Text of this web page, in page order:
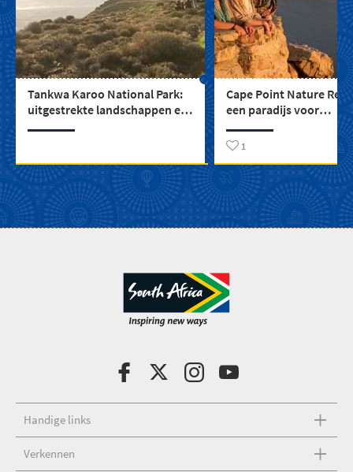
Tankwa Karoo National Park:
uitgestrekte landschappen en
Cape Point Nature
een paradijs voor
1
Handige links
Verkennen